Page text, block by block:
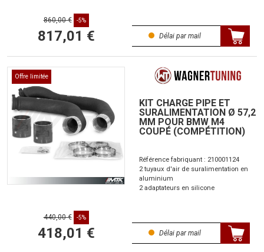
860,00 € -5%
817,01 € Délai par mail
Offre limitée
KIT CHARGE PIPE ET
SURALIMENTATION Ø 57,2
MM POUR BMW M4
COUPÉ (COMPÉTITION)
Référence fabriquant : 210001124
2 tuyaux d'air de suralimentation en
aluminium
2 adaptateurs en silicone
440,00 € -5%
418,01 € Délai par mail